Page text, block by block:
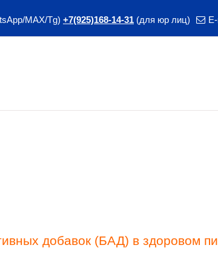
MAX/Tg) +7(925)168-14-31 (для юр лиц)
добавок (БАД) в здоровом